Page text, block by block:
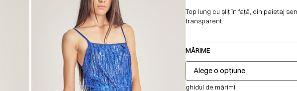
Top lung cu șliț în față, din paietaj
transparent.
MĂRIME
ghidul de mărimi